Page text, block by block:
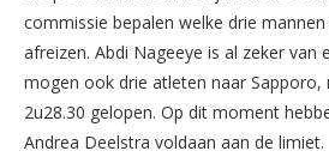
commissie bepalen welke drie
afreizen. Abdi Nageeye is al zeker van
mogen ook drie atleten naar
2u28.30 gelopen. Op dit moment
Andrea Deelstra voldaan aan de limiet.